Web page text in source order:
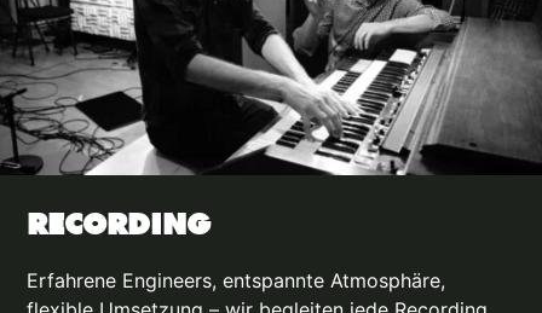
RECORDING
Erfahrene Engineers, entspannte Atmosphäre,